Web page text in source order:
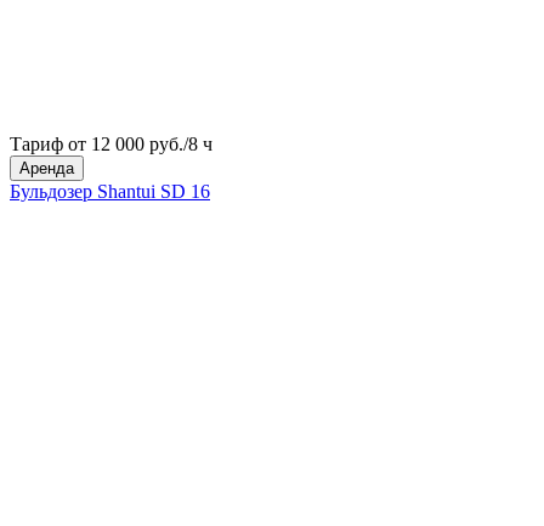
Тариф от 12 000 руб./8 ч
Аренда
Бульдозер Shantui SD 16